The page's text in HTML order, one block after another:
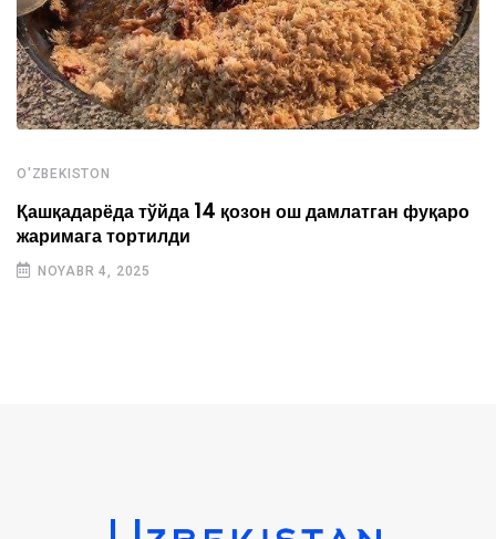
O'ZBEKISTON
Қашқадарёда тўйда 14 қозон ош дамлатган фуқаро
жаримага тортилди
NOYABR 4, 2025